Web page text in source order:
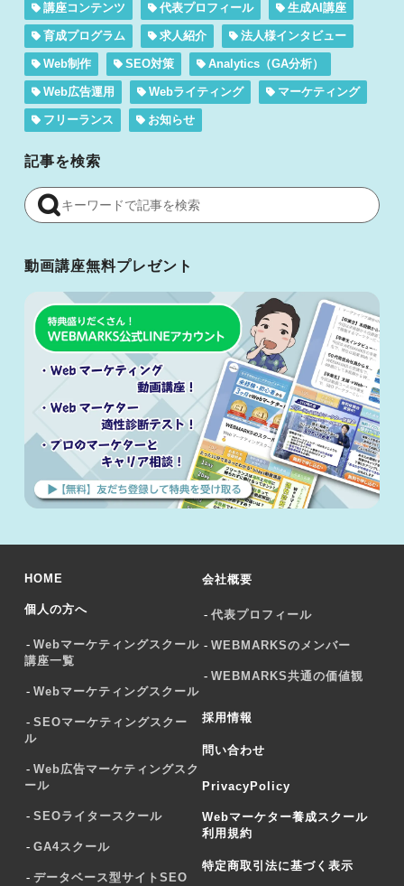
講座コンテンツ 代表プロフィール 生成AI講座
育成プログラム 求人紹介 法人様インタビュー
Web制作 SEO対策 Analytics（GA分析）
Web広告運用 Webライティング マーケティング
フリーランス お知らせ
記事を検索
動画講座無料プレゼント
HOME
個人の方へ
Webマーケティングスクール
講座一覧
Webマーケティングスクール
SEOマーケティングスクー
ル
Web広告マーケティングスク
ール
SEOライタースクール
GA4スクール
データベース型サイトSEO
会社概要
代表プロフィール
WEBMARKSのメンバー
WEBMARKS共通の価値観
採用情報
問い合わせ
PrivacyPolicy
Webマーケター養成スクール
利用規約
特定商取引法に基づく表示